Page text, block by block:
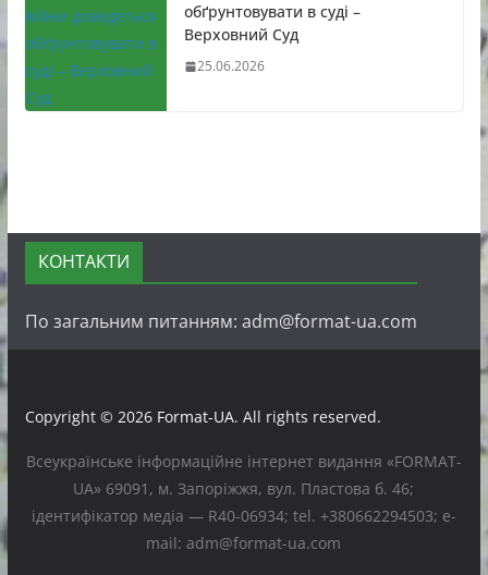
обґрунтовувати в суді –
Верховний Суд
25.06.2026
КОНТАКТИ
По загальним питанням: adm@format-ua.com
Copyright © 2026 Format-UA. All rights reserved.
Всеукраїнське інформаційне інтернет видання «FORMAT-
UA» 69091, м. Запоріжжя, вул. Пластова б. 46;
ідентифікатор медіа — R40-06934; tel. +380662294503; e-
mail: adm@format-ua.com